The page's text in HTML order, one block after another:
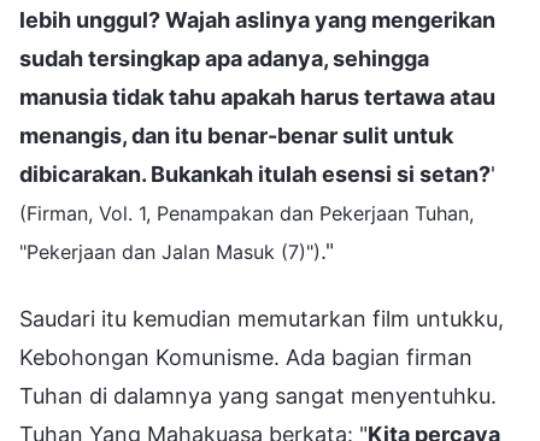
lebih unggul? Wajah aslinya yang mengerikan
sudah tersingkap apa adanya, sehingga
manusia tidak tahu apakah harus tertawa atau
menangis, dan itu benar-benar sulit untuk
dibicarakan. Bukankah itulah esensi si setan?'
(Firman, Vol. 1, Penampakan dan Pekerjaan Tuhan,
"Pekerjaan dan Jalan Masuk (7)")."
Saudari itu kemudian memutarkan film untukku,
Kebohongan Komunisme. Ada bagian firman
Tuhan di dalamnya yang sangat menyentuhku.
Tuhan Yang Mahakuasa berkata: "Kita percaya